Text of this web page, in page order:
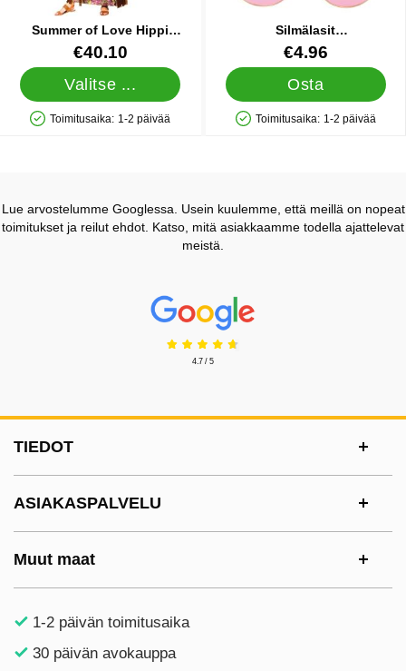
Summer of Love Hippi
Naamiaisasu X-Large
Tuote.nro 17198
€40.10
Valitse ...
Saatavuus: Varastossa
Toimitusaika: 1-2 päivää
Silmälasit
Vaaleanpunainen/Kulta
Tuote.nro 86041
€4.96
Osta
Saatavuus: Varastossa
Toimitusaika: 1-2 päivää
Lue arvostelumme Googlessa. Usein kuulemme, että meillä on nopeat
toimitukset ja reilut ehdot. Katso, mitä asiakkaamme todella ajattelevat
meistä.
Prisjakt Arvostelu: 4.7 Tähdet
4.7 / 5
TIEDOT
ASIAKASPALVELU
Muut maat
1-2 päivän toimitusaika
30 päivän avokauppa